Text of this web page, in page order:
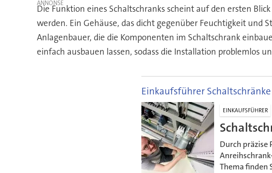
Die Funktion eines Schaltschranks scheint auf den ersten
werden. Ein Gehäuse, das dicht gegenüber Feuchtigkeit
Anlagenbauer, die die Komponenten im Schaltschrank
einfach ausbauen lassen, sodass die Installation problemlos
Einkaufsführer Schaltschränke
EINKAUFSFÜHRER
Durch präzise
Thema finden